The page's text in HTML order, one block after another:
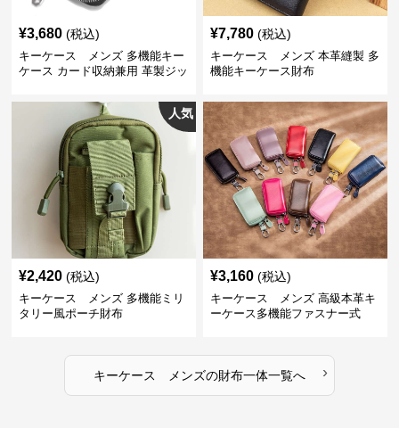
¥3,680 (税込)
キーケース メンズ 多機能キー
ケース カード収納兼用 革製ジッ
¥7,780 (税込)
キーケース メンズ 本革縫製 多
機能キーケース財布
人気
¥2,420 (税込)
キーケース メンズ 多機能ミリ
タリー風ポーチ財布
¥3,160 (税込)
キーケース メンズ 高級本革キ
ーケース多機能ファスナー式
キーケース メンズの財布一体一覧へ ›